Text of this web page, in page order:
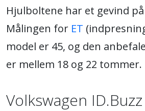
Hjulboltene har et gevind på
Målingen for ET
model er 45, og den
er mellem 18 og 22 tommer.
Volkswagen